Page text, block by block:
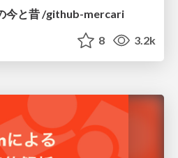
今と昔 /github-mercari
8 3.2k